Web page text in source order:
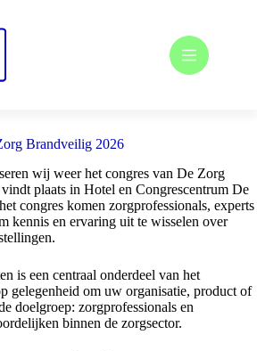
Brandveilig 2026
wij weer het congres van De Zorg
plaats in Hotel en Congrescentrum De
congres komen zorgprofessionals, experts
kennis en ervaring uit te wisselen over
is een centraal onderdeel van het
gelegenheid om uw organisatie, product of
doelgroep: zorgprofessionals en
binnen de zorgsector.